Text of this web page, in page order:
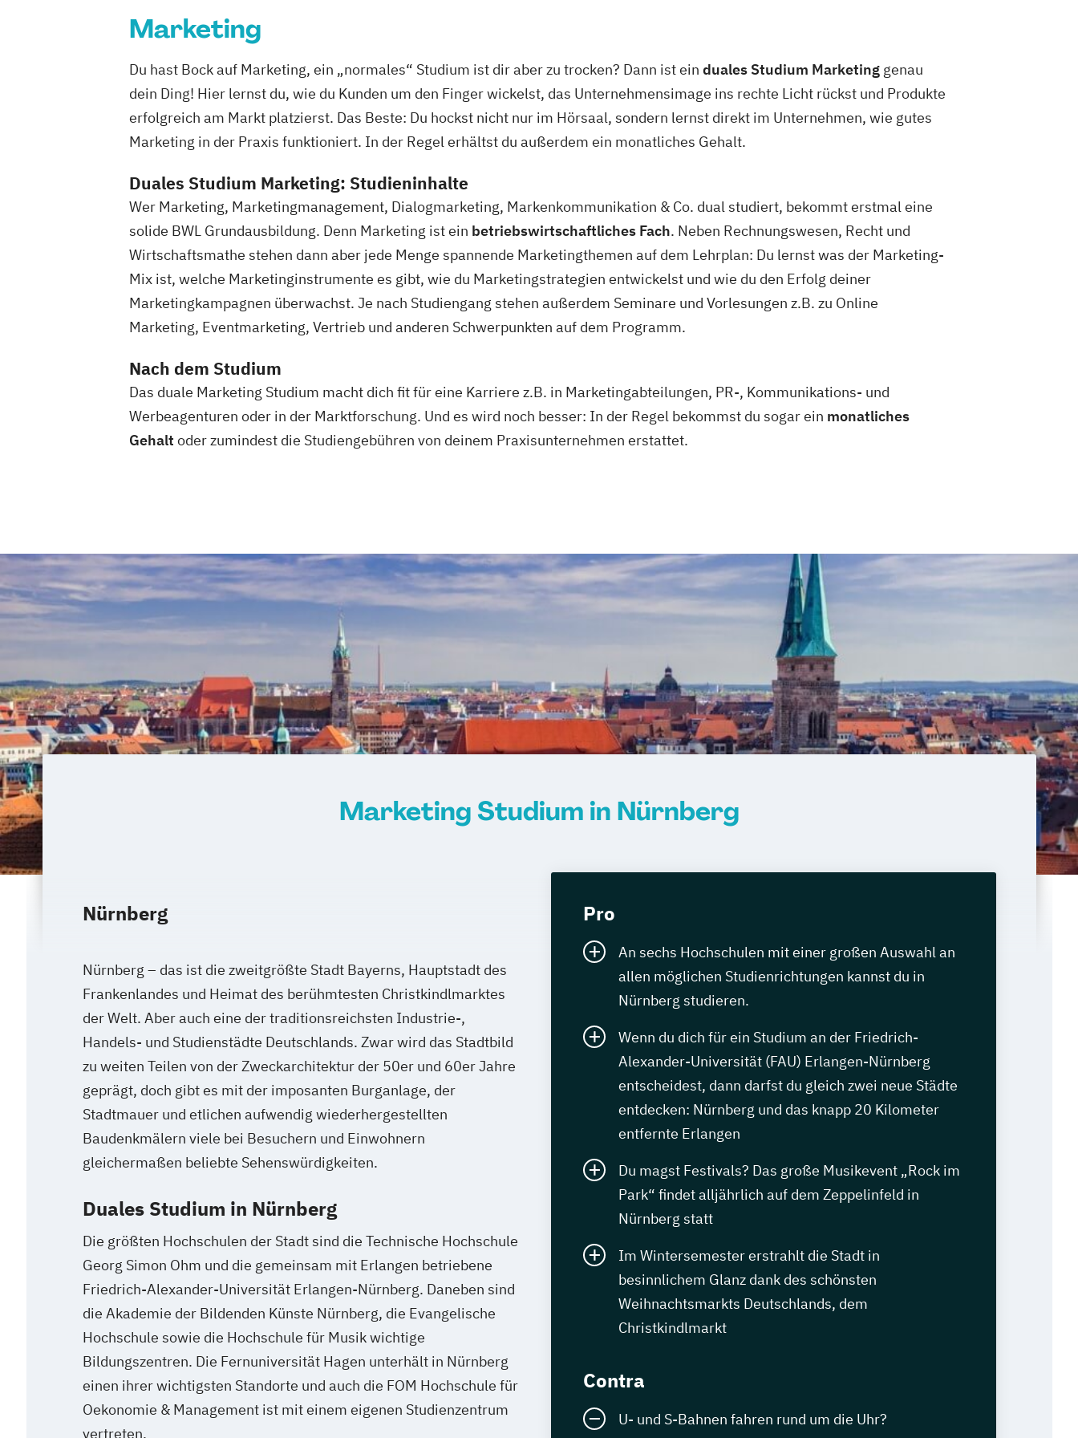
Marketing
Du hast Bock auf Marketing, ein „normales“ Studium ist dir aber zu trocken? Dann ist ein duales Studium Marketing genau
dein Ding! Hier lernst du, wie du Kunden um den Finger wickelst, das Unternehmensimage ins rechte Licht rückst und Produkte
erfolgreich am Markt platzierst. Das Beste: Du hockst nicht nur im Hörsaal, sondern lernst direkt im Unternehmen, wie gutes
Marketing in der Praxis funktioniert. In der Regel erhältst du außerdem ein monatliches Gehalt.
Duales Studium Marketing: Studieninhalte
Wer Marketing, Marketingmanagement, Dialogmarketing, Markenkommunikation & Co. dual studiert, bekommt erstmal eine
solide BWL Grundausbildung. Denn Marketing ist ein betriebswirtschaftliches Fach. Neben Rechnungswesen, Recht und
Wirtschaftsmathe stehen dann aber jede Menge spannende Marketingthemen auf dem Lehrplan: Du lernst was der Marketing-
Mix ist, welche Marketinginstrumente es gibt, wie du Marketingstrategien entwickelst und wie du den Erfolg deiner
Marketingkampagnen überwachst. Je nach Studiengang stehen außerdem Seminare und Vorlesungen z.B. zu Online
Marketing, Eventmarketing, Vertrieb und anderen Schwerpunkten auf dem Programm.
Nach dem Studium
Das duale Marketing Studium macht dich fit für eine Karriere z.B. in Marketingabteilungen, PR-, Kommunikations- und
Werbeagenturen oder in der Marktforschung. Und es wird noch besser: In der Regel bekommst du sogar ein monatliches
Gehalt oder zumindest die Studiengebühren von deinem Praxisunternehmen erstattet.
Marketing Studium in Nürnberg
Nürnberg
Nürnberg – das ist die zweitgrößte Stadt Bayerns, Hauptstadt des
Frankenlandes und Heimat des berühmtesten Christkindlmarktes
der Welt. Aber auch eine der traditionsreichsten Industrie-,
Handels- und Studienstädte Deutschlands. Zwar wird das Stadtbild
zu weiten Teilen von der Zweckarchitektur der 50er und 60er Jahre
geprägt, doch gibt es mit der imposanten Burganlage, der
Stadtmauer und etlichen aufwendig wiederhergestellten
Baudenkmälern viele bei Besuchern und Einwohnern
gleichermaßen beliebte Sehenswürdigkeiten.
Duales Studium in Nürnberg
Die größten Hochschulen der Stadt sind die Technische Hochschule
Georg Simon Ohm und die gemeinsam mit Erlangen betriebene
Friedrich-Alexander-Universität Erlangen-Nürnberg. Daneben sind
die Akademie der Bildenden Künste Nürnberg, die Evangelische
Hochschule sowie die Hochschule für Musik wichtige
Bildungszentren. Die Fernuniversität Hagen unterhält in Nürnberg
einen ihrer wichtigsten Standorte und auch die FOM Hochschule für
Oekonomie & Management ist mit einem eigenen Studienzentrum
vertreten.
Pro
An sechs Hochschulen mit einer großen Auswahl an
allen möglichen Studienrichtungen kannst du in
Nürnberg studieren.
Wenn du dich für ein Studium an der Friedrich-
Alexander-Universität (FAU) Erlangen-Nürnberg
entscheidest, dann darfst du gleich zwei neue Städte
entdecken: Nürnberg und das knapp 20 Kilometer
entfernte Erlangen
Du magst Festivals? Das große Musikevent „Rock im
Park“ findet alljährlich auf dem Zeppelinfeld in
Nürnberg statt
Im Wintersemester erstrahlt die Stadt in
besinnlichem Glanz dank des schönsten
Weihnachtsmarkts Deutschlands, dem
Christkindlmarkt
Contra
U- und S-Bahnen fahren rund um die Uhr?